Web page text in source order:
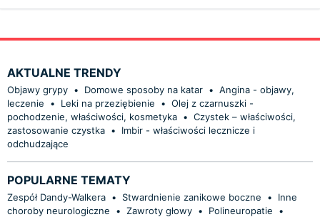
AKTUALNE TRENDY
Objawy grypy • Domowe sposoby na katar • Angina - objawy,
leczenie
• Leki na przeziębienie • Olej z czarnuszki -
pochodzenie, właściwości, kosmetyka • Czystek – właściwości,
zastosowanie czystka •
Imbir - właściwości lecznicze i
odchudzające
POPULARNE TEMATY
Zespół Dandy-Walkera • Stwardnienie zanikowe boczne •
Inne
choroby neurologiczne
• Zawroty głowy • Polineuropatie
•